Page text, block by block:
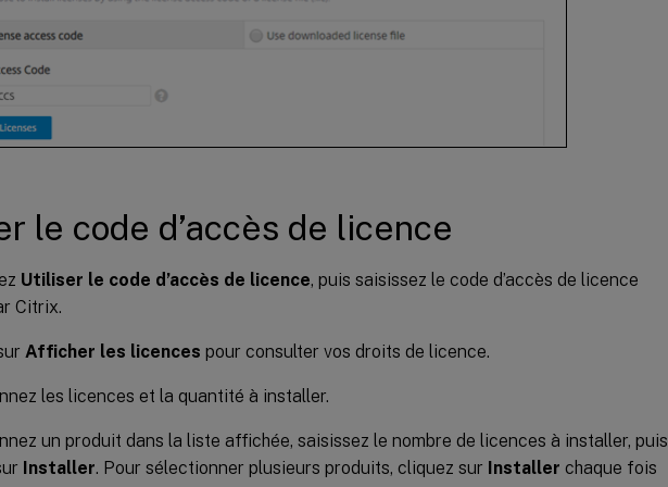
le code d’accès de licence
Utiliser le code d’accès de licence, puis saisissez le code d’accès de licence
Citrix.
Afficher les licences pour consulter vos droits de licence.
les licences et la quantité à installer.
un produit dans la liste affichée, saisissez le nombre de licences à installer, puis
Installer. Pour sélectionner plusieurs produits, cliquez sur Installer chaque fois